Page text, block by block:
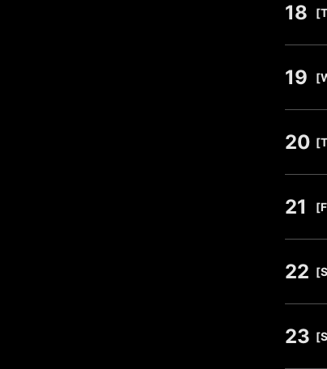
18
19
20
21
22
23